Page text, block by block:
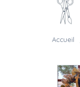
Accueil